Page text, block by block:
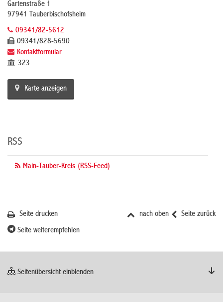
Gartenstraße 1
97941 Tauberbischofsheim
09341/82-5612
09341/828-5690
Kontaktformular
323
Karte anzeigen
RSS
Main-Tauber-Kreis (RSS-Feed)
Seite zurück
nach oben
Seite drucken
Seite weiterempfehlen
Seitenübersicht einblenden